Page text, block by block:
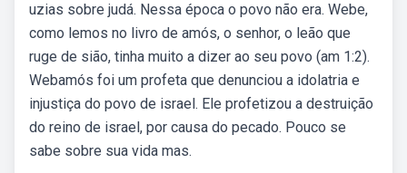
uzias sobre judá. Nessa época o povo não era. Webe,
como lemos no livro de amós, o senhor, o leão que
ruge de sião, tinha muito a dizer ao seu povo (am 1:2).
Webamós foi um profeta que denunciou a idolatria e
injustiça do povo de israel. Ele profetizou a destruição
do reino de israel, por causa do pecado. Pouco se
sabe sobre sua vida mas.